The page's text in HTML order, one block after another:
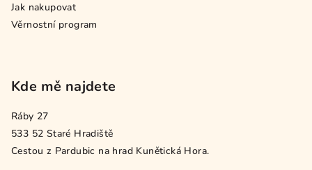
Jak nakupovat
Věrnostní program
Kde mě najdete
Ráby 27
533 52 Staré Hradiště
Cestou z Pardubic na hrad Kunětická Hora.